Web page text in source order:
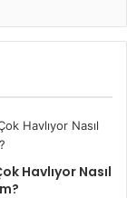
Havlıyor Nasıl